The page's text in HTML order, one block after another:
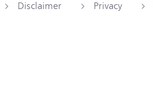
Disclaimer Privacy